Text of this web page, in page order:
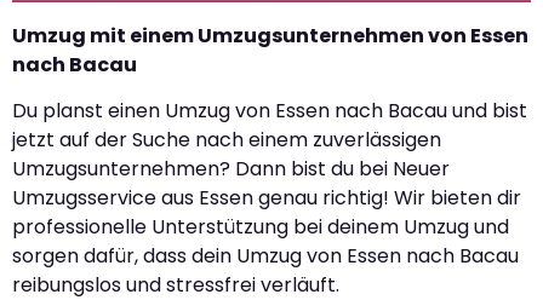
Umzug mit einem Umzugsunternehmen von Essen
nach Bacau
Du planst einen Umzug von Essen nach Bacau und bist
jetzt auf der Suche nach einem zuverlässigen
Umzugsunternehmen? Dann bist du bei Neuer
Umzugsservice aus Essen genau richtig! Wir bieten dir
professionelle Unterstützung bei deinem Umzug und
sorgen dafür, dass dein Umzug von Essen nach Bacau
reibungslos und stressfrei verläuft.